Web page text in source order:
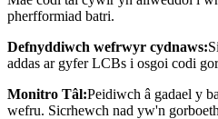
pherfformiad batri.
Defnyddiwch wefrwyr cydnaws:
addas ar gyfer LCBs i osgoi codi
Monitro Tâl:Peidiwch â gadael y
wefru. Sicrhewch nad yw'n